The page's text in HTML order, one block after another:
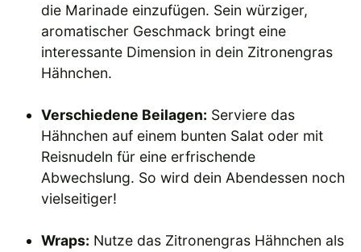
die Marinade einzufügen. Sein würziger,
aromatischer Geschmack bringt eine
interessante Dimension in dein Zitronengras
Hähnchen.
Verschiedene Beilagen: Serviere das
Hähnchen auf einem bunten Salat oder mit
Reisnudeln für eine erfrischende
Abwechslung. So wird dein Abendessen noch
vielseitiger!
Wraps: Nutze das Zitronengras Hähnchen als